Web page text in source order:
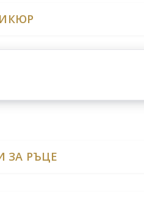
ЗА РЪЦЕ